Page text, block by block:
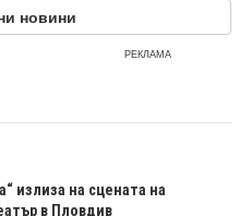
новини
РЕКЛАМА
излиза на сцената на
в Пловдив